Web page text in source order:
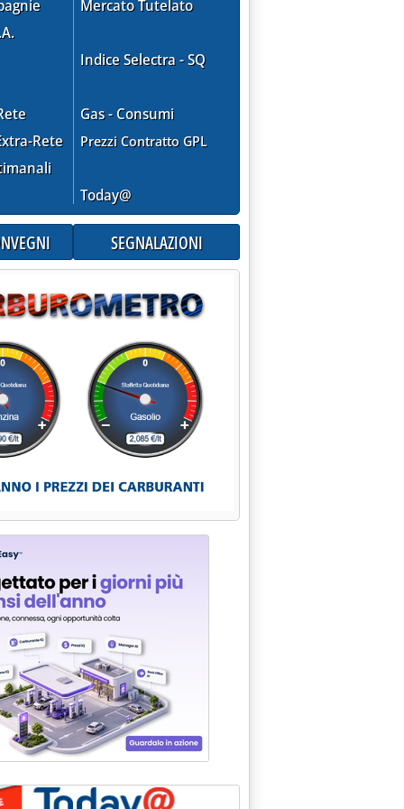
proroga'
'Fattura elettronica e commissioni, Fegica scrive al Mef'
Rete
Mercato Tutelato
Indice Selectra - SQ
Gas - Consumi
Prezzi Contratto GPL
Today@
SEGNALAZIONI